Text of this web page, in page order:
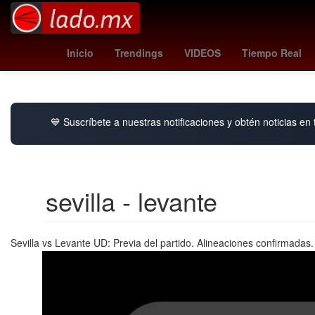
Inicio Trendings VIDEOS Tiempo Real
Nintendo mormon church padrón
Instituto del
💙 Suscríbete a nuestras notificaciones y obtén noticias en
sevilla - levante
Sevilla vs Levante UD: Previa del partido. Alineaciones